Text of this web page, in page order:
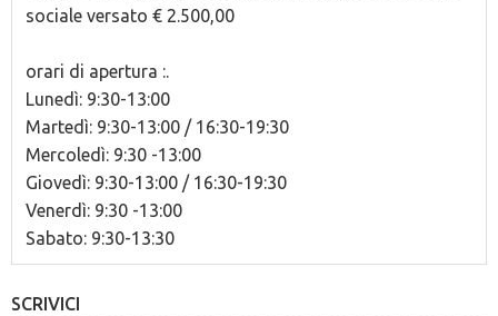
sociale versato € 2.500,00
orari di apertura :.
Lunedì: 9:30-13:00
Martedì: 9:30-13:00 / 16:30-19:30
Mercoledì: 9:30 -13:00
Giovedì: 9:30-13:00 / 16:30-19:30
Venerdì: 9:30 -13:00
Sabato: 9:30-13:30
SCRIVICI